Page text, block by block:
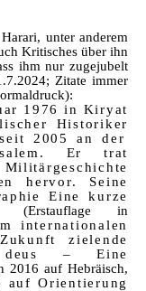
unter anderem
Kritisches über ihn
ihm nur zugejubelt
Zitate immer
1976 in Kiryat
Historiker
2005 an der
Er trat
hervor. Seine
Eine kurze
(Erstauflage in
internationalen
zielende
deus – Eine
2016 auf Hebräisch,
auf Orientierung